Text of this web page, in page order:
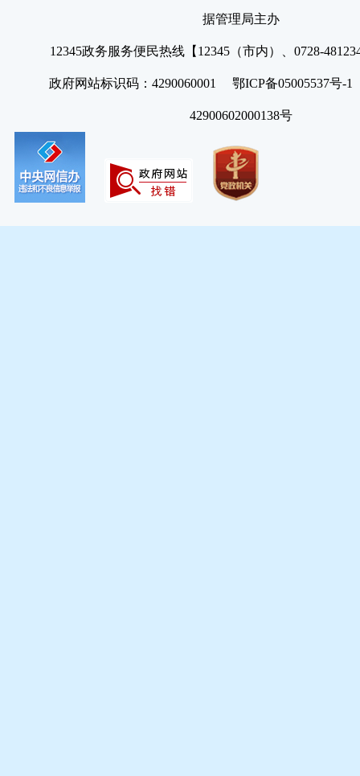
据管理局主办
12345政务服务便民热线【12345（市内）、0728-
政府网站标识码：4290060001 鄂ICP备05005537号
42900602000138号